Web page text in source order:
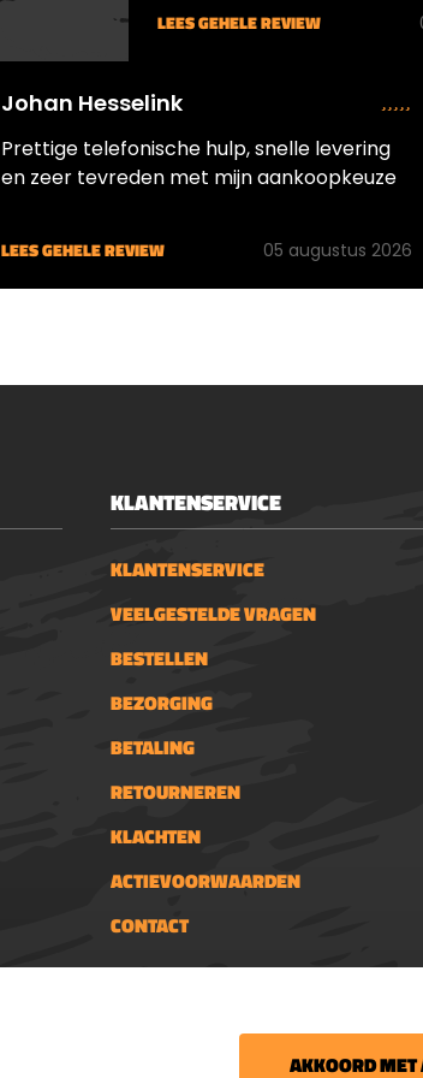
LEES GEHELE REVIEW
Johan Hesselink
Prettige telefonische hulp, snelle levering
en zeer tevreden met mijn aankoopkeuze
LEES GEHELE REVIEW 05 augustus 2026
KLANTENSERVICE
KLANTENSERVICE
VEELGESTELDE VRAGEN
BESTELLEN
BEZORGING
BETALING
RETOURNEREN
KLACHTEN
ACTIEVOORWAARDEN
CONTACT
€5,- kortingsbon voor uw
AKKOORD